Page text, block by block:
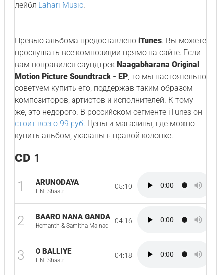
лейбл Lahari Music.
Превью альбома предоставлено iTunes. Вы можете
прослушать все композиции прямо на сайте. Если
вам понравился саундтрек Naagabharana Original
Motion Picture Soundtrack - EP, то мы настоятельно
советуем купить его, поддержав таким образом
композиторов, артистов и исполнителей. К тому
же, это недорого. В российском сегменте iTunes он
стоит всего 99 руб. Цены и магазины, где можно
купить альбом, указаны в правой колонке.
CD 1
1 ARUNODAYA
L.N. Shastri
05:10
2 BAARO NANA GANDA
Hemanth & Samitha Malnad
04:16
3 O BALLIYE
L.N. Shastri
04:18